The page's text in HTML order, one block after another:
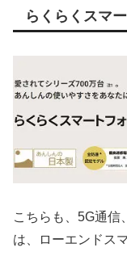
らくらくスマ
こちらも、5G通信
は、ローエンドス